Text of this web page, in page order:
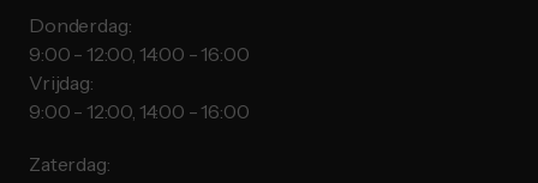
Donderdag:
9:00 - 12:00, 14:00 - 16:00
Vrijdag:
9:00 - 12:00, 14:00 - 16:00
Zaterdag: